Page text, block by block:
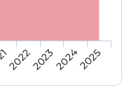
2022202320242025